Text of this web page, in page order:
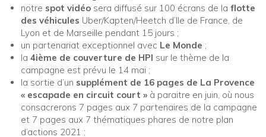
notre spot vidéo sera diffusé sur 100 écrans de la flotte
des véhicules Uber/Kapten/Heetch d’Ile de France, de
Lyon et de Marseille pendant 15 jours ;
un partenariat exceptionnel avec Le Monde ;
la 4ième de couverture de HPI sur le thème de la
campagne est prévu le 14 mai ;
la sortie d’un supplément de 16 pages de La Provence
« escapade en circuit court » à paraitre en juin, où nous
consacrerons 7 pages aux 7 partenaires de la campagne
et 7 pages aux 7 thématiques phares de notre plan
d’actions 2021 ;